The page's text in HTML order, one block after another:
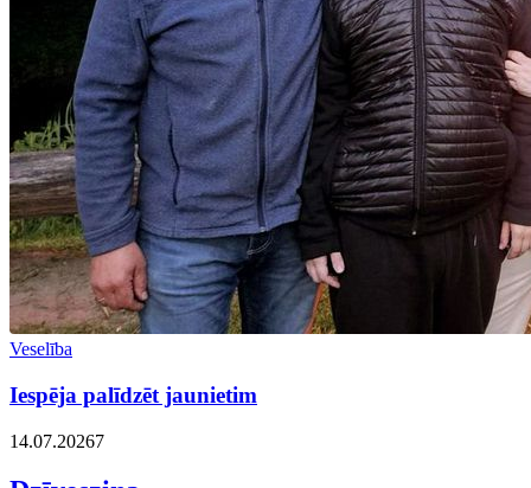
Veselība
Iespēja palīdzēt jaunietim
14.07.20267